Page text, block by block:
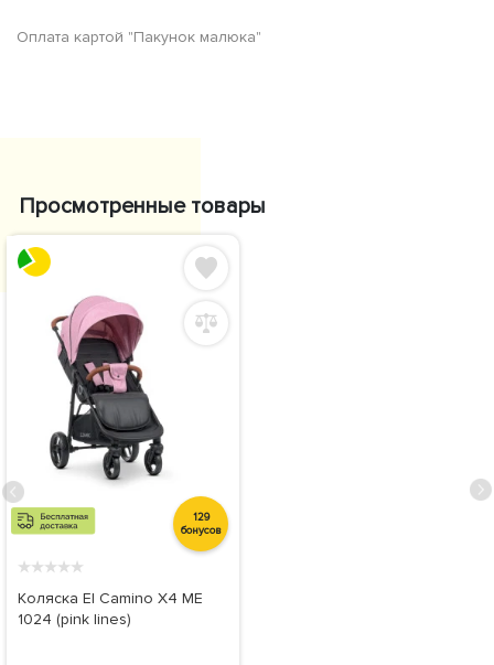
Оплата картой "Пакунок малюка"
Просмотренные товары
129
бонусов
★★★★★
Коляска El Camino X4 ME
1024 (pink lines)